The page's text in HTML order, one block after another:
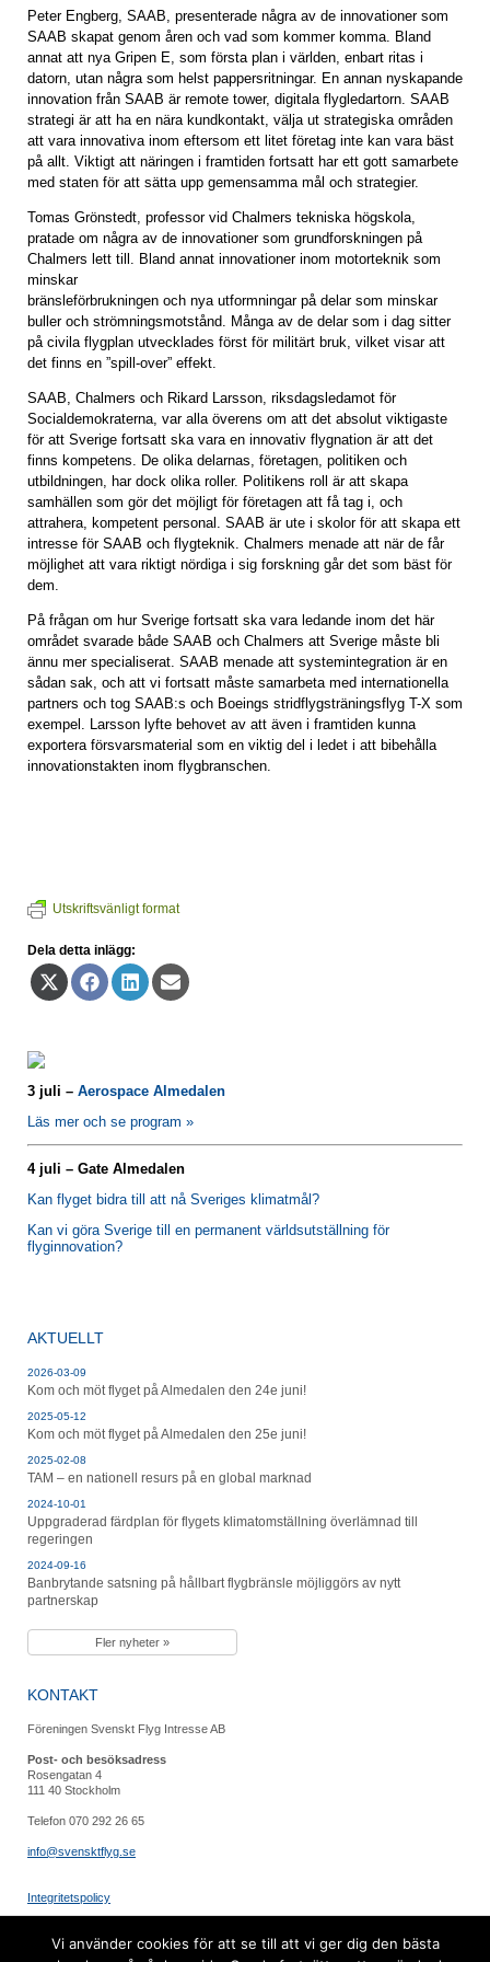
Peter Engberg, SAAB, presenterade några av de innovationer som
SAAB skapat genom åren och vad som kommer komma. Bland
annat att nya Gripen E, som första plan i världen, enbart ritas i
datorn, utan några som helst pappersritningar. En annan nyskapande
innovation från SAAB är remote tower, digitala flygledartorn. SAAB
strategi är att ha en nära kundkontakt, välja ut strategiska områden
att vara innovativa inom eftersom ett litet företag inte kan vara bäst
på allt. Viktigt att näringen i framtiden fortsatt har ett gott samarbete
med staten för att sätta upp gemensamma mål och strategier.
Tomas Grönstedt, professor vid Chalmers tekniska högskola,
pratade om några av de innovationer som grundforskningen på
Chalmers lett till. Bland annat innovationer inom motorteknik som
minskar
bränsleförbrukningen och nya utformningar på delar som minskar
buller och strömningsmotstånd. Många av de delar som i dag sitter
på civila flygplan utvecklades först för militärt bruk, vilket visar att
det finns en ”spill-over” effekt.
SAAB, Chalmers och Rikard Larsson, riksdagsledamot för
Socialdemokraterna, var alla överens om att det absolut viktigaste
för att Sverige fortsatt ska vara en innovativ flygnation är att det
finns kompetens. De olika delarnas, företagen, politiken och
utbildningen, har dock olika roller. Politikens roll är att skapa
samhällen som gör det möjligt för företagen att få tag i, och
attrahera, kompetent personal. SAAB är ute i skolor för att skapa ett
intresse för SAAB och flygteknik. Chalmers menade att när de får
möjlighet att vara riktigt nördiga i sig forskning går det som bäst för
dem.
På frågan om hur Sverige fortsatt ska vara ledande inom det här
området svarade både SAAB och Chalmers att Sverige måste bli
ännu mer specialiserat. SAAB menade att systemintegration är en
sådan sak, och att vi fortsatt måste samarbeta med internationella
partners och tog SAAB:s och Boeings stridflygsträningsflyg T-X som
exempel. Larsson lyfte behovet av att även i framtiden kunna
exportera försvarsmaterial som en viktig del i ledet i att bibehålla
innovationstakten inom flygbranschen.
Utskriftsvänligt format
Dela detta inlägg:
Dela
på
Dela
på
Dela
på
Dela
på
3 juli – Aerospace Almedalen
Läs mer och se program »
4 juli – Gate Almedalen
Kan flyget bidra till att nå Sveriges klimatmål?
Kan vi göra Sverige till en permanent världsutställning för
flyginnovation?
AKTUELLT
2026-03-09
Kom och möt flyget på Almedalen den 24e juni!
2025-05-12
Kom och möt flyget på Almedalen den 25e juni!
2025-02-08
TAM – en nationell resurs på en global marknad
2024-10-01
Uppgraderad färdplan för flygets klimatomställning överlämnad till
regeringen
2024-09-16
Banbrytande satsning på hållbart flygbränsle möjliggörs av nytt
partnerskap
Fler nyheter »
KONTAKT
Föreningen Svenskt Flyg Intresse AB
Post- och besöksadress
Rosengatan 4
111 40 Stockholm
Telefon 070 292 26 65
info@svensktflyg.se
Integritetspolicy
FÖLJ OSS
Vi använder cookies för att se till att vi ger dig den bästa